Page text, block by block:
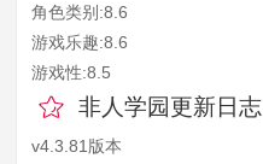
角色类别:8.6
游戏乐趣:8.6
游戏性:8.5
非人学园更新日志
v4.3.81版本